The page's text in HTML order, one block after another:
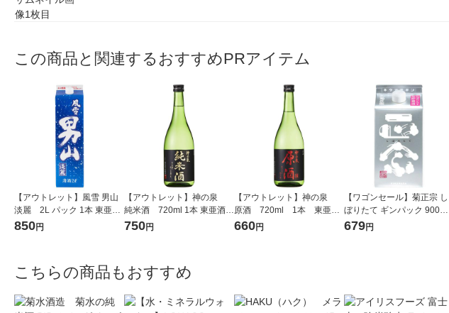
この商品と関連するおすすめPRアイテム
【アウトレット】風雪 男山
淡麗 2L パック 1本 東亜酒
造 日本酒
850円
【アウトレット】神の泉
純米酒 720ml 1本 東亜酒造
日本酒
750円
【アウトレット】神の泉
原酒 720ml 1本 東亜酒
造 日本酒
660円
【ワゴンセール】菊正宗 し
ぼりたて ギンパック 900ml
パック 1本 日本酒
679円
こちらの商品もおすすめ